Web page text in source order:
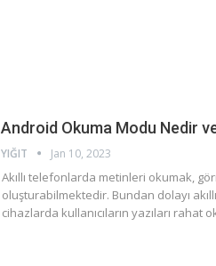
Android Okuma Modu Nedir ve
YIĞIT Jan 10, 2023
Akıllı telefonlarda metinleri okumak,
oluşturabilmektedir. Bundan dolayı
cihazlarda kullanıcıların yazıları